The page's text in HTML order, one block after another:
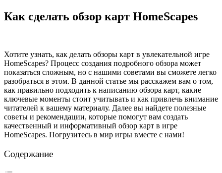
Как сделать обзор карт HomeScapes
Хотите узнать, как делать обзоры карт в увлекательной игре
HomeScapes? Процесс создания подробного обзора может
показаться сложным, но с нашими советами вы сможете легко
разобраться в этом. В данной статье мы расскажем вам о том,
как правильно подходить к написанию обзора карт, какие
ключевые моменты стоит учитывать и как привлечь внимание
читателей к вашему материалу. Далее вы найдете полезные
советы и рекомендации, которые помогут вам создать
качественный и информативный обзор карт в игре
HomeScapes. Погрузитесь в мир игры вместе с нами!
Содержание